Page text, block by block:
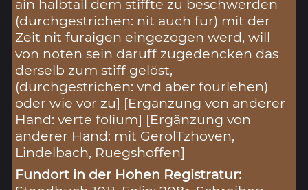
ain halbtail dem stiffte zu beschwerden
(durchgestrichen: nit auch fur) mit der
Zeit nit furaigen eingezogen werd, will
von noten sein daruff zugedencken das
derselb zum stiff gelöst,
(durchgestrichen: vnd aber fourlehen)
oder wie vor zu] [Ergänzung von anderer
Hand: verte folium] [Ergänzung von
anderer Hand: mit GerolTzhoven,
Lindelbach, Ruegshoffen]
Fundort in der Hohen Registratur: